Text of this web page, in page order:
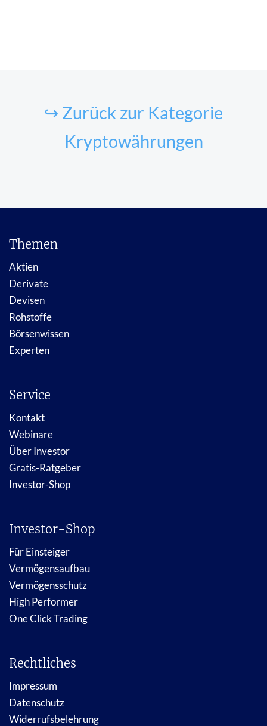
↪ Zurück zur Kategorie
Kryptowährungen
Themen
Aktien
Derivate
Devisen
Rohstoffe
Börsenwissen
Experten
Service
Kontakt
Webinare
Über Investor
Gratis-Ratgeber
Investor-Shop
Investor-Shop
Für Einsteiger
Vermögensaufbau
Vermögensschutz
High Performer
One Click Trading
Rechtliches
Impressum
Datenschutz
Widerrufsbelehrung